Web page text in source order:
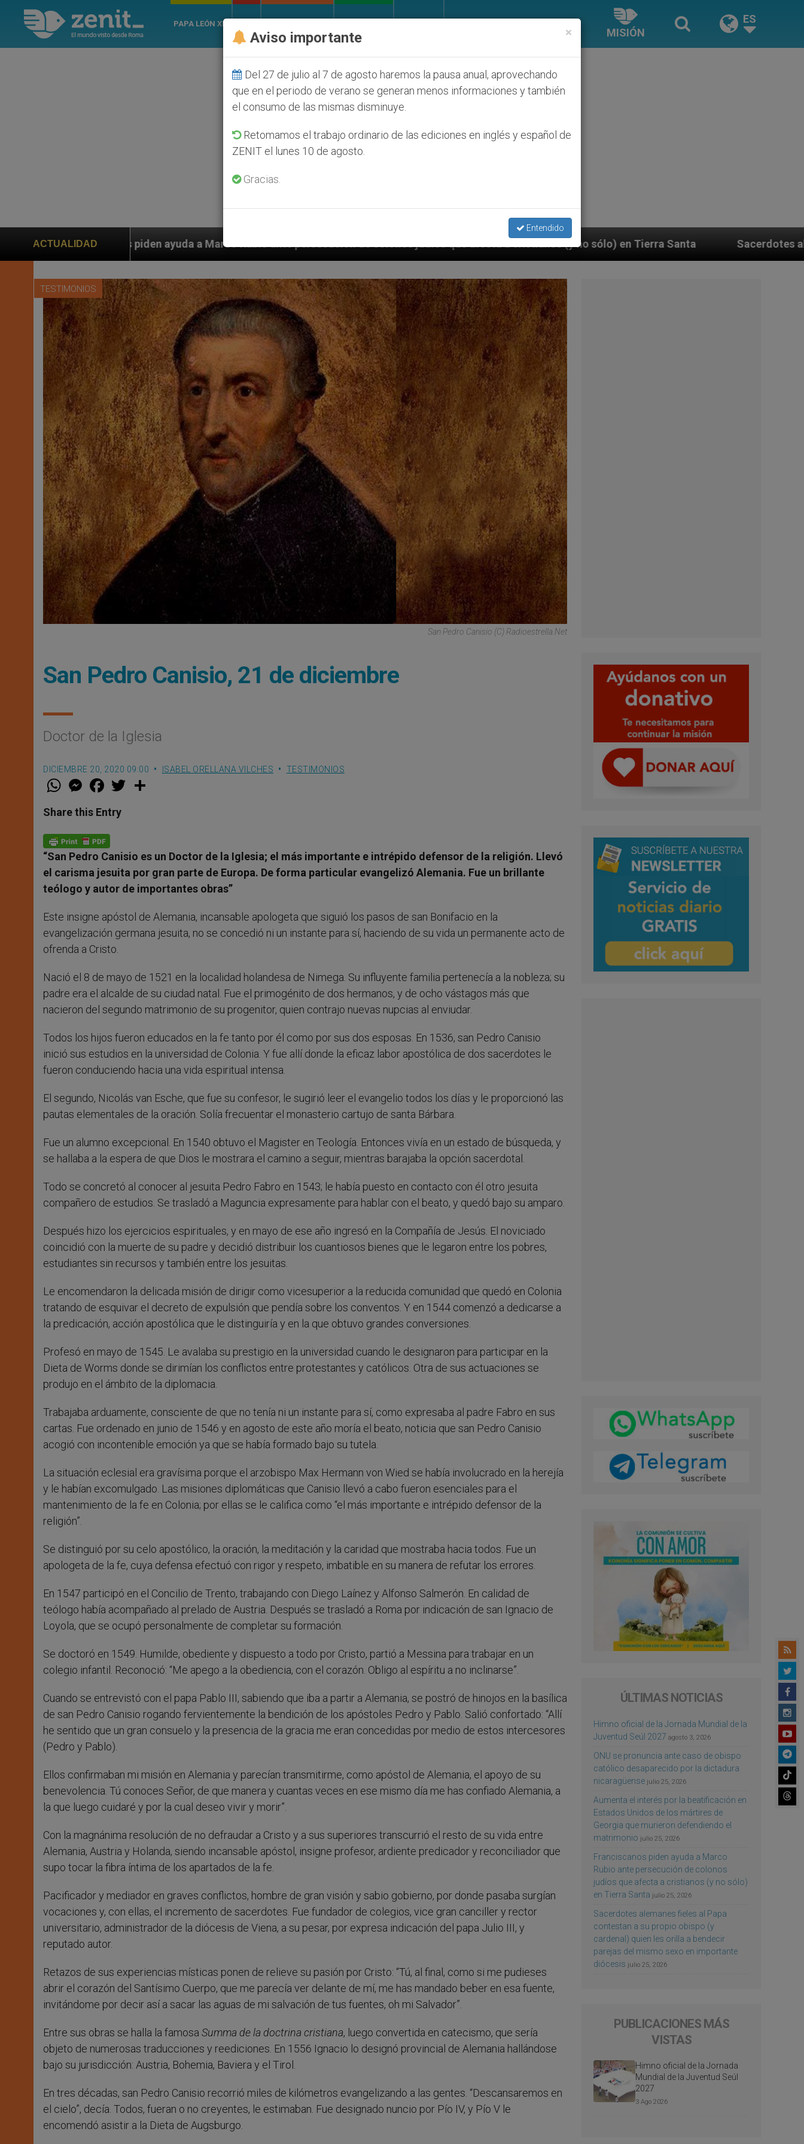
PAPA LEÓN XIV
MISIÓN
ES
ACTUALIDAD
ayuda a Marco Rubio ante persecución de colonos judíos que afecta a cristianos (y no sólo) en Tierra Santa Sacerdotes alemanes fieles al Papa
TESTIMONIOS
San Pedro Canisio (C) Radioestrella.net
San Pedro Canisio, 21 de diciembre
Doctor de la Iglesia
DICIEMBRE 20, 2020 09:00 ISABEL ORELLANA VILCHES TESTIMONIOS
W
t
s
p
p
M
e
s
e
g
e
r
F
a
e
b
o
k
w
Share this Entry
“San Pedro Canisio es un Doctor de la Iglesia; el más importante e intrépido defensor de la religión. Llevó
el carisma jesuita por gran parte de Europa. De forma particular evangelizó Alemania. Fue un brillante
teólogo y autor de importantes obras”
Este insigne apóstol de Alemania, incansable apologeta que siguió los pasos de san Bonifacio en la
evangelización germana jesuita, no se concedió ni un instante para sí, haciendo de su vida un permanente acto de
ofrenda a Cristo.
Nació el 8 de mayo de 1521 en la localidad holandesa de Nimega. Su influyente familia pertenecía a la nobleza; su
padre era el alcalde de su ciudad natal. Fue el primogénito de dos hermanos, y de ocho vástagos más que
nacieron del segundo matrimonio de su progenitor, quien contrajo nuevas nupcias al enviudar.
Todos los hijos fueron educados en la fe tanto por él como por sus dos esposas. En 1536, san Pedro Canisio
inició sus estudios en la universidad de Colonia. Y fue allí donde la eficaz labor apostólica de dos sacerdotes le
fueron conduciendo hacia una vida espiritual intensa.
El segundo, Nicolás van Esche, que fue su confesor, le sugirió leer el evangelio todos los días y le proporcionó las
pautas elementales de la oración. Solía frecuentar el monasterio cartujo de santa Bárbara.
Fue un alumno excepcional. En 1540 obtuvo el Magister en Teología. Entonces vivía en un estado de búsqueda, y
se hallaba a la espera de que Dios le mostrara el camino a seguir, mientras barajaba la opción sacerdotal.
Todo se concretó al conocer al jesuita Pedro Fabro en 1543; le había puesto en contacto con él otro jesuita
compañero de estudios. Se trasladó a Maguncia expresamente para hablar con el beato, y quedó bajo su amparo.
Después hizo los ejercicios espirituales, y en mayo de ese año ingresó en la Compañía de Jesús. El noviciado
coincidió con la muerte de su padre y decidió distribuir los cuantiosos bienes que le legaron entre los pobres,
estudiantes sin recursos y también entre los jesuitas.
Le encomendaron la delicada misión de dirigir como vicesuperior a la reducida comunidad que quedó en Colonia
tratando de esquivar el decreto de expulsión que pendía sobre los conventos. Y en 1544 comenzó a dedicarse a
la predicación, acción apostólica que le distinguiría y en la que obtuvo grandes conversiones.
Profesó en mayo de 1545. Le avalaba su prestigio en la universidad cuando le designaron para participar en la
Dieta de Worms donde se dirimían los conflictos entre protestantes y católicos. Otra de sus actuaciones se
produjo en el ámbito de la diplomacia.
Trabajaba arduamente, consciente de que no tenía ni un instante para sí, como expresaba al padre Fabro en sus
cartas. Fue ordenado en junio de 1546 y en agosto de este año moría el beato, noticia que san Pedro Canisio
acogió con incontenible emoción ya que se había formado bajo su tutela.
La situación eclesial era gravísima porque el arzobispo Max Hermann von Wied se había involucrado en la herejía
y le habían excomulgado. Las misiones diplomáticas que Canisio llevó a cabo fueron esenciales para el
mantenimiento de la fe en Colonia; por ellas se le califica como “el más importante e intrépido defensor de la
religión”.
Se distinguió por su celo apostólico, la oración, la meditación y la caridad que mostraba hacia todos. Fue un
apologeta de la fe, cuya defensa efectuó con rigor y respeto, imbatible en su manera de refutar los errores.
En 1547 participó en el Concilio de Trento, trabajando con Diego Laínez y Alfonso Salmerón. En calidad de
teólogo había acompañado al prelado de Austria. Después se trasladó a Roma por indicación de san Ignacio de
Loyola, que se ocupó personalmente de completar su formación.
Se doctoró en 1549. Humilde, obediente y dispuesto a todo por Cristo, partió a Messina para trabajar en un
colegio infantil. Reconoció: “Me apego a la obediencia, con el corazón. Obligo al espíritu a no inclinarse”.
Cuando se entrevistó con el papa Pablo III, sabiendo que iba a partir a Alemania, se postró de hinojos en la basílica
de san Pedro Canisio rogando fervientemente la bendición de los apóstoles Pedro y Pablo. Salió confortado: “Allí
he sentido que un gran consuelo y la presencia de la gracia me eran concedidas por medio de estos intercesores
(Pedro y Pablo).
Ellos confirmaban mi misión en Alemania y parecían transmitirme, como apóstol de Alemania, el apoyo de su
benevolencia. Tú conoces Señor, de que manera y cuantas veces en ese mismo día me has confiado Alemania, a
la que luego cuidaré y por la cual deseo vivir y morir”.
Con la magnánima resolución de no defraudar a Cristo y a sus superiores transcurrió el resto de su vida entre
Alemania, Austria y Holanda, siendo incansable apóstol, insigne profesor, ardiente predicador y reconciliador que
supo tocar la fibra íntima de los apartados de la fe.
Pacificador y mediador en graves conflictos, hombre de gran visión y sabio gobierno, por donde pasaba surgían
vocaciones y, con ellas, el incremento de sacerdotes. Fue fundador de colegios, vice gran canciller y rector
universitario, administrador de la diócesis de Viena, a su pesar, por expresa indicación del papa Julio III, y
reputado autor.
Retazos de sus experiencias místicas ponen de relieve su pasión por Cristo: “Tú, al final, como si me pudieses
abrir el corazón del Santísimo Cuerpo, que me parecía ver delante de mí, me has mandado beber en esa fuente,
invitándome por decir así a sacar las aguas de mi salvación de tus fuentes, oh mi Salvador”.
Entre sus obras se halla la famosa Summa de la doctrina cristiana, luego convertida en catecismo, que sería
objeto de numerosas traducciones y reediciones. En 1556 Ignacio lo designó provincial de Alemania hallándose
bajo su jurisdicción: Austria, Bohemia, Baviera y el Tirol.
En tres décadas, san Pedro Canisio recorrió miles de kilómetros evangelizando a las gentes. “Descansaremos en
el cielo”, decía. Todos, fueran o no creyentes, le estimaban. Fue designado nuncio por Pío IV, y Pío V le
encomendó asistir a la Dieta de Augsburgo.
ÚLTIMAS NOTICIAS
Himno oficial de la Jornada Mundial de la
Juventud Seúl 2027 agosto 3, 2026
ONU se pronuncia ante caso de obispo
católico desaparecido por la dictadura
nicaragüense julio 25, 2026
Aumenta el interés por la beatificación en
Estados Unidos de los mártires de
Georgia que murieron defendiendo el
matrimonio julio 25, 2026
Franciscanos piden ayuda a Marco
Rubio ante persecución de colonos
judíos que afecta a cristianos (y no sólo)
en Tierra Santa julio 25, 2026
Sacerdotes alemanes fieles al Papa
contestan a su propio obispo (y
cardenal) quien les orilla a bendecir
parejas del mismo sexo en importante
diócesis julio 25, 2026
PUBLICACIONES MÁS
VISTAS
Himno oficial de la Jornada
Mundial de la Juventud Seúl
2027
3 Ago 2026
×
Aviso importante
Del 27 de julio al 7 de agosto haremos la pausa anual, aprovechando
que en el periodo de verano se generan menos informaciones y también
el consumo de las mismas disminuye.
Retomamos el trabajo ordinario de las ediciones en inglés y español de
ZENIT el lunes 10 de agosto.
Gracias.
Entendido